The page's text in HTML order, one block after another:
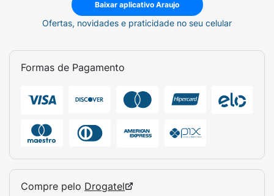
Baixar aplicativo Araujo
Ofertas, novidades e praticidade no seu celular
Formas de Pagamento
Compre pelo Drogatel